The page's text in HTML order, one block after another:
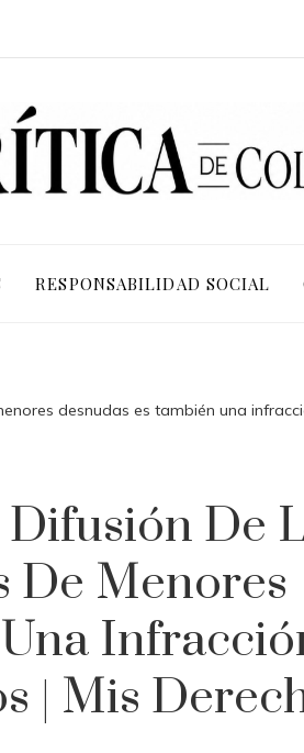
RESPONSABILIDAD SOCIAL
desnudas es también una
De
De Menores
| Mis